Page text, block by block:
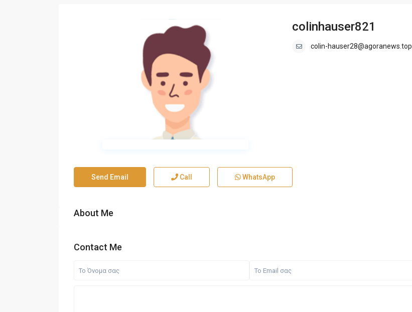
colinhauser821
colin-hauser28@agoranews.top
Send Email Call WhatsApp
About Me
Contact Me